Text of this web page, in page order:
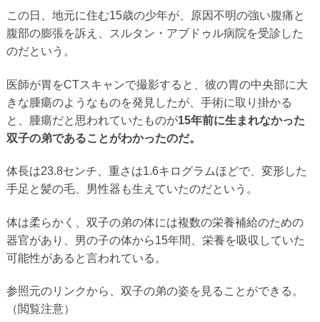
この日、地元に住む15歳の少年が、原因不明の強い腹痛と
腹部の膨張を訴え、スルタン・アブドゥル病院を受診した
のだという。
医師が胃をCTスキャンで撮影すると、彼の胃の中央部に大
きな腫瘍のようなものを発見したが、手術に取り掛かる
と、腫瘍だと思われていたものが15年前に生まれなかった
双子の弟であることがわかったのだ。
体長は23.8センチ、重さは1.6キログラムほどで、変形した
手足と髪の毛、男性器も生えていたのだという。
体は柔らかく、双子の弟の体には複数の栄養補給のための
器官があり、男の子の体から15年間、栄養を吸収していた
可能性があると言われている。
参照元のリンクから、双子の弟の姿を見ることができる。
（閲覧注意）